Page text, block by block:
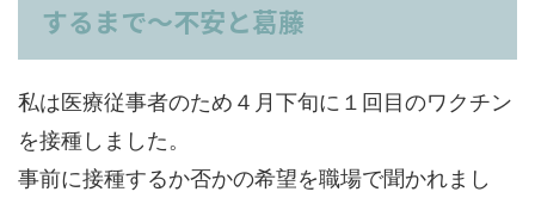
するまで～不安と葛藤
私は医療従事者のため４月下旬に１回目のワクチン
を接種しました。
事前に接種するか否かの希望を職場で聞かれまし